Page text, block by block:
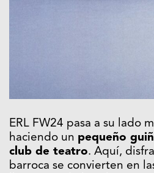
ERL FW24 pasa a su lado
haciendo un pequeño
club de teatro. Aquí,
barroca se convierten en